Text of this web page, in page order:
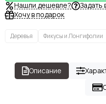
Нашли дешевле? Задать
Хочу в подарок
Деревья Фикусы и Лонгифолии
Описание